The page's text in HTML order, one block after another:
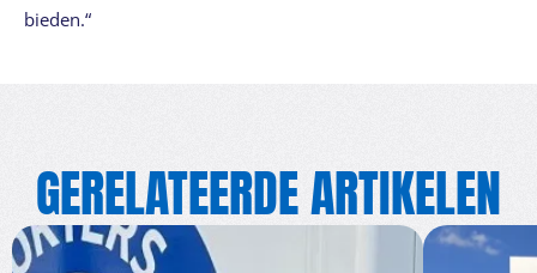
bieden.“
GERELATEERDE ARTIKELEN